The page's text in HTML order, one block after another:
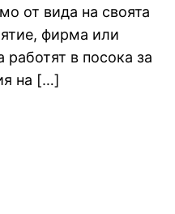
от вида на своята
фирма или
в посока за
на […]